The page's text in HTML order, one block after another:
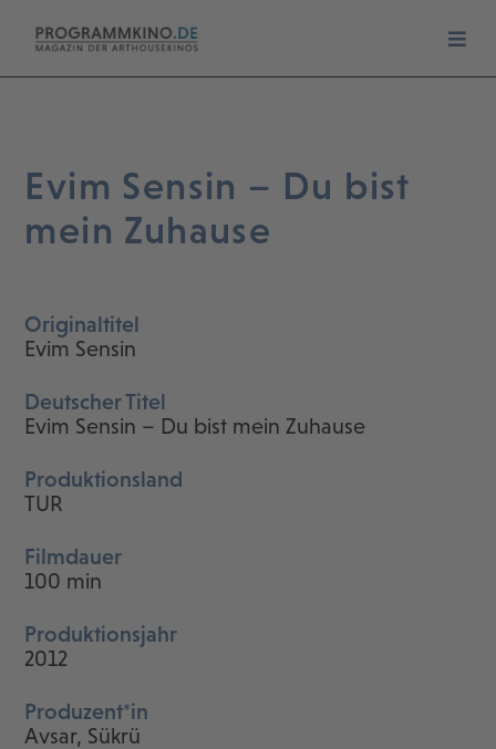
Evim Sensin – Du bist
mein Zuhause
Originaltitel
Evim Sensin
Deutscher Titel
Evim Sensin – Du bist mein Zuhause
Produktionsland
TUR
Filmdauer
100 min
Produktionsjahr
2012
Produzent*in
Avsar, Sükrü